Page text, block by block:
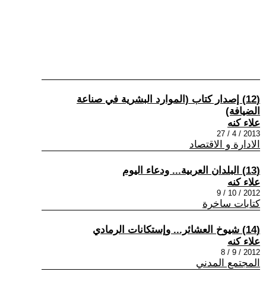
(12) إصدار كتاب (الموارد البشرية في صناعة
الضيافة)
علاء كنه
2013 / 4 / 27
الادارة و الاقتصاد
(13) البلدان العربية... ودعاء اليوم
علاء كنه
2012 / 10 / 9
كتابات ساخرة
(14) شيوخ العشائر... وإستكانات الرمادي
علاء كنه
2012 / 9 / 8
المجتمع المدني